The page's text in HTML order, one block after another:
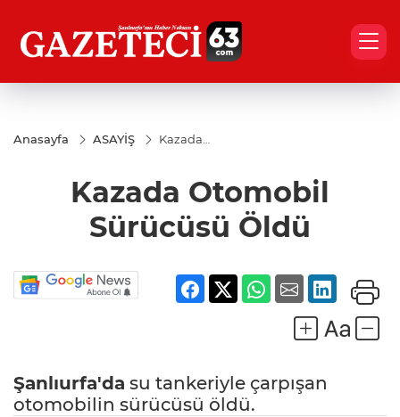
Anasayfa ASAYİŞ
Kazada
Öldü
Kazada Otomobil
Sürücüsü Öldü
Şanlıurfa'da su tankeriyle çarpışan
otomobilin sürücüsü öldü.